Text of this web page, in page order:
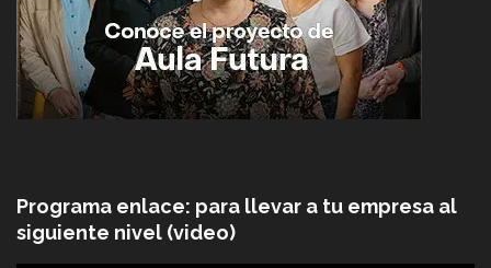
Programa enlace: para llevar a tu empresa al
siguiente nivel (video)